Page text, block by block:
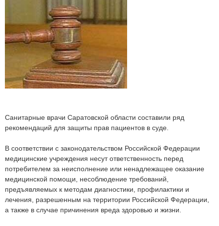
Санитарные врачи Саратовской области составили ряд
рекомендаций для защиты прав пациентов в суде.
В соответствии с законодательством Российской Федерации
медицинские учреждения несут ответственность перед
потребителем за неисполнение или ненадлежащее оказание
медицинской помощи, несоблюдение требований,
предъявляемых к методам диагностики, профилактики и
лечения, разрешенным на территории Российской Федерации,
а также в случае причинения вреда здоровью и жизни.